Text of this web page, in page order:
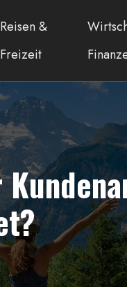
Reisen &
Freizeit